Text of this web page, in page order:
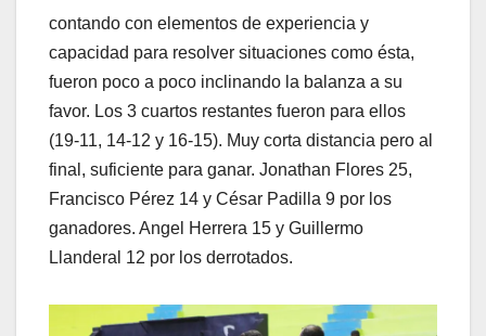
contando con elementos de experiencia y
capacidad para resolver situaciones como ésta,
fueron poco a poco inclinando la balanza a su
favor. Los 3 cuartos restantes fueron para ellos
(19-11, 14-12 y 16-15). Muy corta distancia pero al
final, suficiente para ganar. Jonathan Flores 25,
Francisco Pérez 14 y César Padilla 9 por los
ganadores. Angel Herrera 15 y Guillermo
Llanderal 12 por los derrotados.